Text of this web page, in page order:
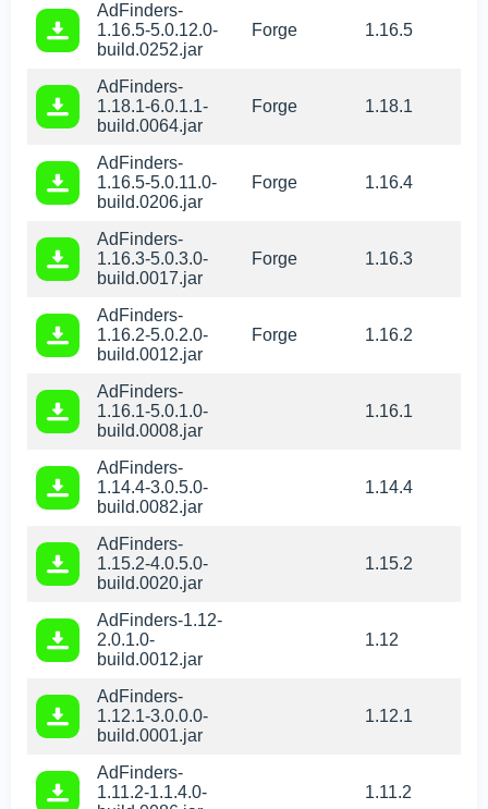
AdFinders-
1.16.5-5.0.12.0-
build.0252.jar
Forge 1.16.5
AdFinders-
1.18.1-6.0.1.1-
build.0064.jar
Forge 1.18.1
AdFinders-
1.16.5-5.0.11.0-
build.0206.jar
Forge 1.16.4
AdFinders-
1.16.3-5.0.3.0-
build.0017.jar
Forge 1.16.3
AdFinders-
1.16.2-5.0.2.0-
build.0012.jar
Forge 1.16.2
AdFinders-
1.16.1-5.0.1.0-
build.0008.jar
1.16.1
AdFinders-
1.14.4-3.0.5.0-
build.0082.jar
1.14.4
AdFinders-
1.15.2-4.0.5.0-
build.0020.jar
1.15.2
AdFinders-1.12-
2.0.1.0-
build.0012.jar
1.12
AdFinders-
1.12.1-3.0.0.0-
build.0001.jar
1.12.1
AdFinders-
1.11.2-1.1.4.0-
1.11.2